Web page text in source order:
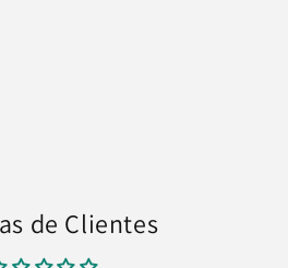
de Clientes